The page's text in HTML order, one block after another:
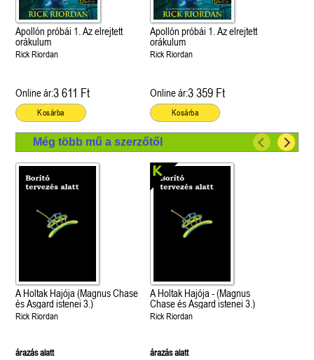
Apollón próbái 1. Az elrejtett
orákulum
Rick Riordan
Online ár:3 611 Ft
Kosárba
Apollón próbái 1. Az elrejtett
orákulum
Rick Riordan
Online ár:3 359 Ft
Kosárba
Még több mű a szerzőtől
A Holtak Hajója (Magnus Chase
és Asgard istenei 3.)
Rick Riordan
árazás alatt
A Holtak Hajója - (Magnus
Chase és Asgard istenei 3.)
Rick Riordan
árazás alatt